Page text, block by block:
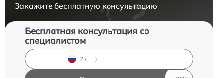
Закажите бесплатную консультацию
Бесплатная консультация со
специалистом